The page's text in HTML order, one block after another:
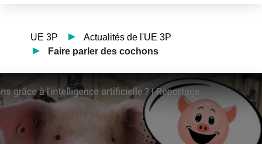
UE 3P
Actualités de l'UE 3P
Faire parler des cochons